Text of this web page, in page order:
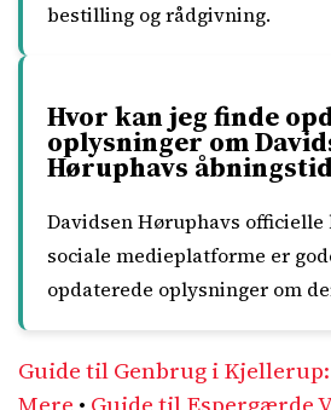
bestilling og rådgivning.
Hvor kan jeg finde
oplysninger om
Høruphavs
Davidsen Høruphavs
sociale medieplatforme er
opdaterede oplysninger om
Guide til Genbrug i